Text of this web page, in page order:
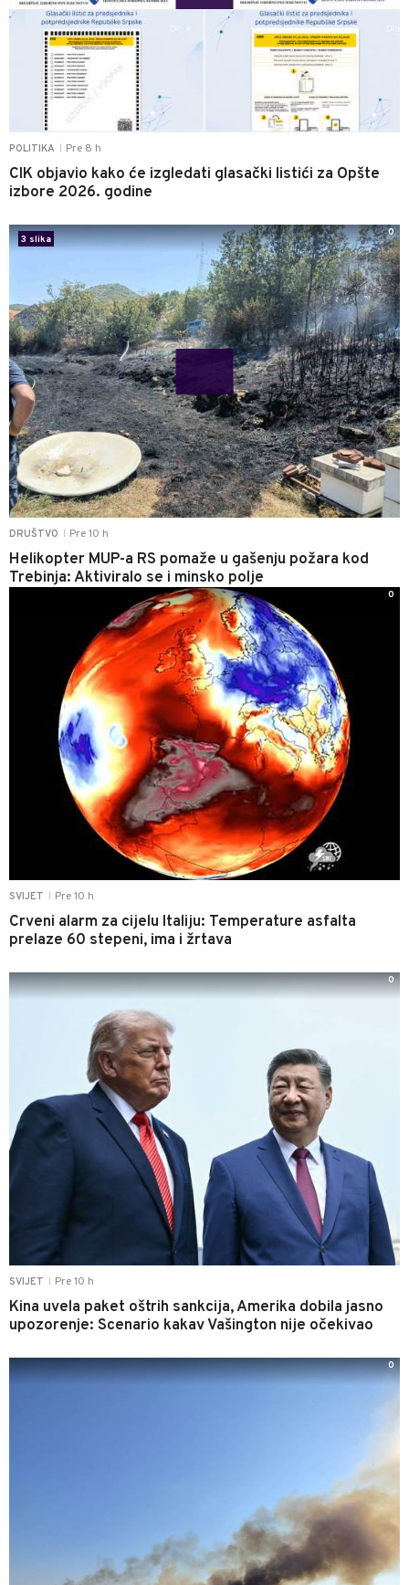
POLITIKA Pre 8 h
CIK objavio kako će izgledati glasački listići za Opšte
izbore 2026. godine
DRUŠTVO Pre 10 h
Helikopter MUP-a RS pomaže u gašenju požara kod
Trebinja: Aktiviralo se i minsko polje
3 slika
0
SVIJET Pre 10 h
Crveni alarm za cijelu Italiju: Temperature asfalta
prelaze 60 stepeni, ima i žrtava
0
SVIJET Pre 10 h
Kina uvela paket oštrih sankcija, Amerika dobila jasno
upozorenje: Scenario kakav Vašington nije očekivao
0
0